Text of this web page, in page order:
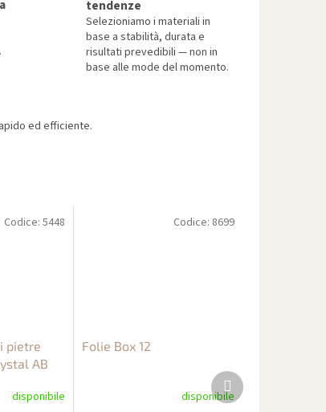
tendenze
Selezioniamo i materiali in
base a stabilità, durata e
risultati prevedibili — non in
base alle mode del momento.
ed efficiente.
pietre
AB
disponibile
Codice:5448
Folie Box 12
disponibile
Codice: 8699
Prodotto
successivo